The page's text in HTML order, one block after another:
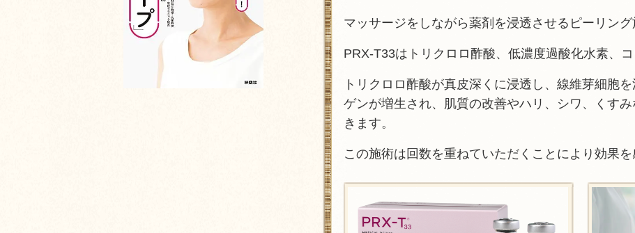
マッサージをしながら薬剤を浸透させるピーリング
PRX-T33はトリクロロ酢酸、低濃度過酸化水素、
トリクロロ酢酸が真皮深くに浸透し、線維芽細胞
ゲンが増生され、肌質の改善やハリ、シワ、くす
きます。
この施術は回数を重ねていただくことにより効果を